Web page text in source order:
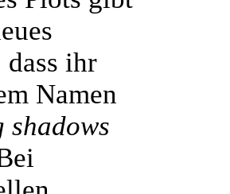
dass ihr
Namen